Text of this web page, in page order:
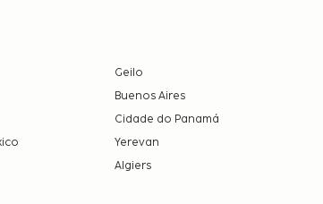
Geilo
Buenos Aires
Cidade do Panamá
Yerevan
Algiers